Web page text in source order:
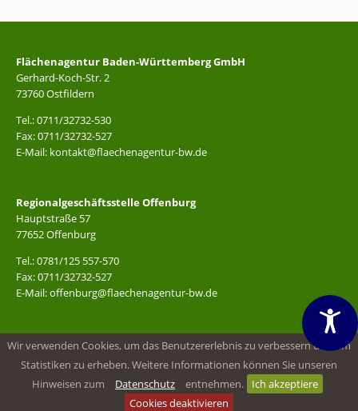
Wir verwenden Cookies, um das Benutzererlebnis zu verbessern und um
Statistiken zu erheben. Weitere Informationen können Sie unseren
Hinweisen zum
Datenschutz entnehmen.
Ich akzeptiere
Cookies deaktivieren
Flächenagentur Baden-Württemberg GmbH
Gerhard-Koch-Str. 2
73760 Ostfildern
Tel.: 0711/32732-530
Fax: 0711/32732-527
E-Mail: kontakt@flaechenagentur-bw.de
Regionalgeschäftsstelle Offenburg
Hauptstraße 57
77652 Offenburg
Tel.: 0781/125 557-570
Fax: 0711/32732-527
E-Mail: offenburg@flaechenagentur-bw.de
Impressum | Datenschutz | Sitemap| Barrierefreiheit|Barriere
melden | Leichte Sprache